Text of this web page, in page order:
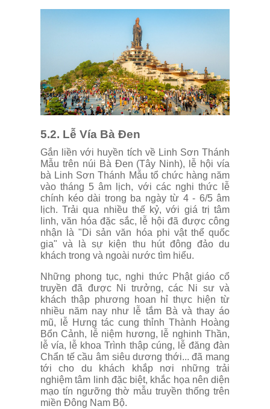
5.2. Lễ Vía Bà Đen
Gắn liền với huyền tích về Linh Sơn Thánh
Mẫu trên núi Bà Đen (Tây Ninh), lễ hội vía
bà Linh Sơn Thánh Mẫu tổ chức hàng năm
vào tháng 5 âm lịch, với các nghi thức lễ
chính kéo dài trong ba ngày từ 4 - 6/5 âm
lịch. Trải qua nhiều thế kỷ, với giá trị tâm
linh, văn hóa đặc sắc, lễ hội đã được công
nhận là "Di sản văn hóa phi vật thể quốc
gia" và là sự kiện thu hút đông đảo du
khách trong và ngoài nước tìm hiểu.
Những phong tục, nghi thức Phật giáo cổ
truyền đã được Ni trưởng, các Ni sư và
khách thập phương hoan hỉ thực hiện từ
nhiều năm nay như lễ tắm Bà và thay áo
mũ, lễ Hưng tác cung thỉnh Thành Hoàng
Bổn Cảnh, lễ niệm hương, lễ nghinh Thần,
lễ vía, lễ khoa Trình thập cúng, lễ đăng đàn
Chẩn tế cầu âm siêu dương thới... đã mang
tới cho du khách khắp nơi những trải
nghiệm tâm linh đặc biệt, khắc họa nên diện
mạo tín ngưỡng thờ mẫu truyền thống trên
miền Đông Nam Bộ.